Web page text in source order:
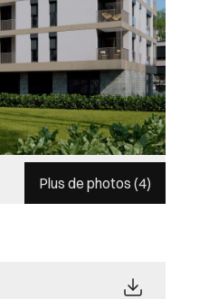
Plus de photos (4)